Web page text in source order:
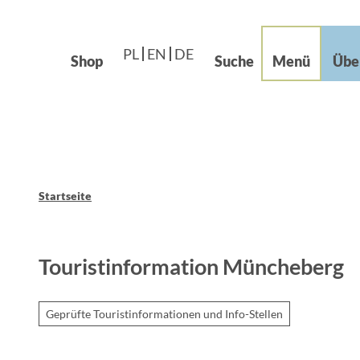
Shop PL EN DE Suche Menü
Leichte Sprache
Startseite
Touristinformation Müncheberg
Geprüfte Touristinformationen und Info-Stellen